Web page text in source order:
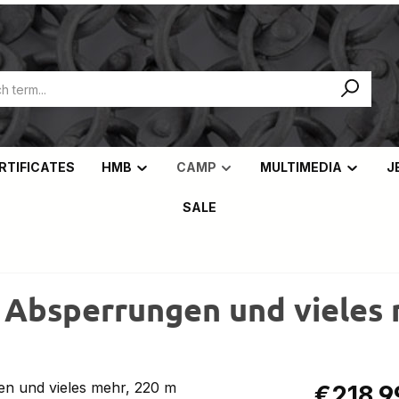
HMB CAMP MULTIMEDIA
SALE
und vieles
Regular